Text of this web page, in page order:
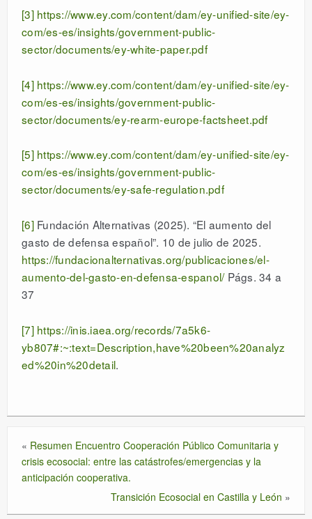
[3] https://www.ey.com/content/dam/ey-unified-site/ey-
com/es-es/insights/government-public-
sector/documents/ey-white-paper.pdf
[4] https://www.ey.com/content/dam/ey-unified-site/ey-
com/es-es/insights/government-public-
sector/documents/ey-rearm-europe-factsheet.pdf
[5] https://www.ey.com/content/dam/ey-unified-site/ey-
com/es-es/insights/government-public-
sector/documents/ey-safe-regulation.pdf
[6]Fundación Alternativas (2025). “El aumento del
gasto de defensa español”. 10 de julio de 2025.
https://fundacionalternativas.org/publicaciones/el-
aumento-del-gasto-en-defensa-espanol/Págs. 34 a
37
[7] https://inis.iaea.org/records/7a5k6-
yb807#:~:text=Description,have%20been%20analyz
ed%20in%20detail.
« Resumen Encuentro Cooperación Público Comunitaria y
crisis ecosocial: entre las catástrofes/emergencias y la
anticipación cooperativa.
Transición Ecosocial en Castilla y León »